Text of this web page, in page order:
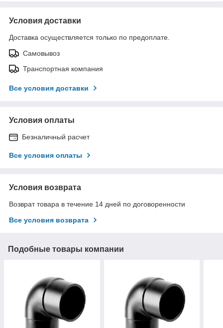
Условия доставки
Доставка осуществляется только по предоплате.
Самовывоз
Транспортная компания
Все условия доставки
Условия оплаты
Безналичный расчет
Все условия оплаты
Условия возврата
Возврат товара в течение 14 дней по договоренности
Все условия возврата
Подобные товары компании